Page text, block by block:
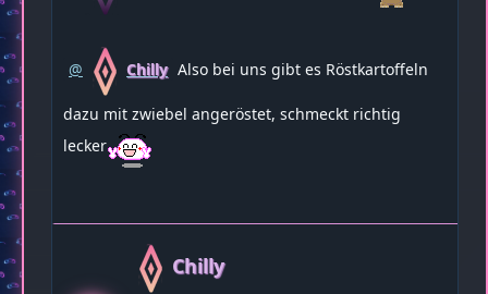
Chilly Also bei uns gibt es Röstkartoffeln
dazu mit zwiebel angeröstet, schmeckt richtig
lecker
Chilly